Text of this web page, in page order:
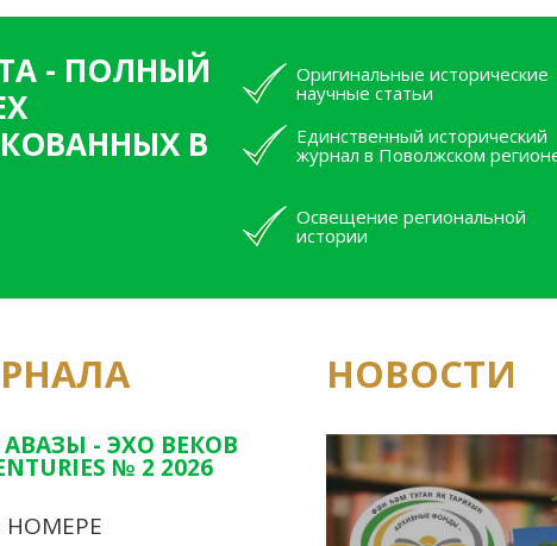
- ПОЛНЫЙ
В
Оригинальные исторические
научные статьи
Единственный исторический
журнал в Поволжском
Освещение региональной
истории
- ЭХО ВЕКОВ
№ 2 2026
НОМЕРЕ
НОВОСТИ
Юным